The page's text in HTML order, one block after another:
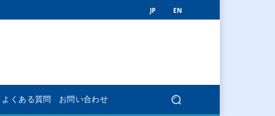
JP EN
よくある質問 お問い合わせ